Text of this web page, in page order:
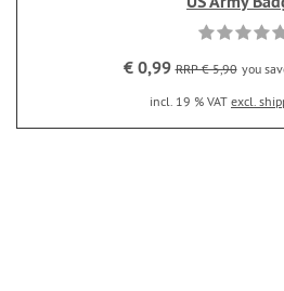
€ 0,99 RRP € 5,90 you
incl. 19 % VAT excl.